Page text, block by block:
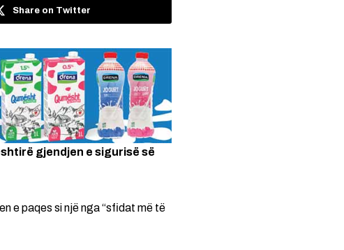
Share on Twitter
gjendjen e sigurisë së
e paqes si një nga “sfidat më të